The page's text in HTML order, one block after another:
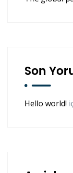
Son
Hello world!